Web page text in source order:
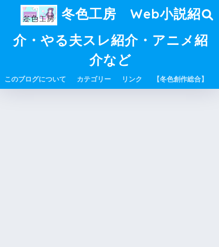
冬色工房 Web小説紹
介・やる夫スレ紹介・アニメ紹
介など
このブログについて カテゴリー リンク 【冬色創作総合】